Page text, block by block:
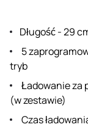
Długość - 29
5
tryb
Ładowanie za
(w zestawie)
Czas